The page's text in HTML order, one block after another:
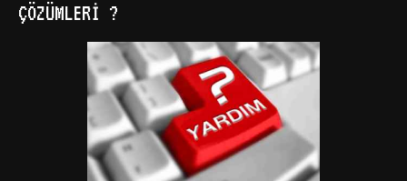
ÇÖZÜMLERI ?